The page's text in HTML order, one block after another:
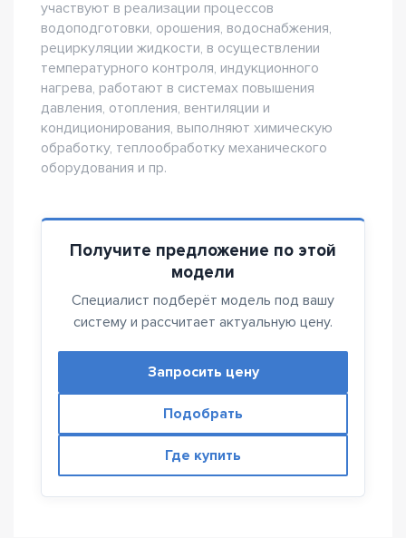
участвуют в реализации процессов
водоподготовки, орошения, водоснабжения,
рециркуляции жидкости, в осуществлении
температурного контроля, индукционного
нагрева, работают в системах повышения
давления, отопления, вентиляции и
кондиционирования, выполняют химическую
обработку, теплообработку механического
оборудования и пр.
Получите предложение по этой
модели
Специалист подберёт модель под вашу
систему и рассчитает актуальную цену.
Запросить цену
Подобрать
Где купить